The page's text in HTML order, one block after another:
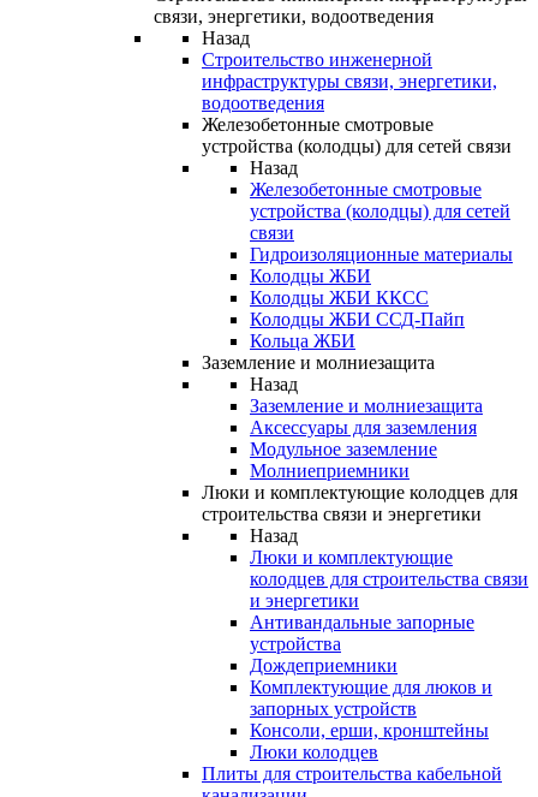
связи, энергетики, водоотведения
Назад
Строительство инженерной
инфраструктуры связи, энергетики,
водоотведения
Железобетонные смотровые
устройства (колодцы) для сетей связи
Назад
Железобетонные смотровые
устройства (колодцы) для сетей
связи
Гидроизоляционные материалы
Колодцы ЖБИ
Колодцы ЖБИ ККСС
Колодцы ЖБИ ССД-Пайп
Кольца ЖБИ
Заземление и молниезащита
Назад
Заземление и молниезащита
Аксессуары для заземления
Модульное заземление
Молниеприемники
Люки и комплектующие колодцев для
строительства связи и энергетики
Назад
Люки и комплектующие
колодцев для строительства связи
и энергетики
Антивандальные запорные
устройства
Дождеприемники
Комплектующие для люков и
запорных устройств
Консоли, ерши, кронштейны
Люки колодцев
Плиты для строительства кабельной